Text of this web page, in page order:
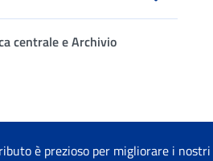
Apri sottomenu
centrale e Archivio
è prezioso per migliorare i